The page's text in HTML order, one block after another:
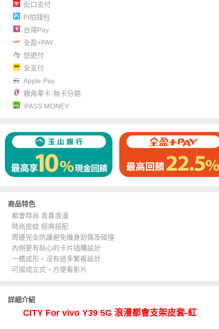
街口支付
Pi拍錢包
台灣Pay
全盈+PAY
悠遊付
全支付
Apple Pay
銀角零卡-無卡分期
iPASS MONEY
商品特色
都會時尚 青春浪漫
時尚皮紋 經典搭配
周邊完全防護避免機身刮傷及碰撞
內側更有貼心的卡片插糟設計
一體成形，沒有過多繁複設計
可摺成立式，方便看影片
詳細介紹
CITY For vivo Y39 5G 浪漫都會支架皮套-紅